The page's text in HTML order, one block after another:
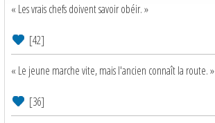
« Les vrais chefs doivent savoir obéir. »
[42]
« Le jeune marche vite, mais l'ancien connaît la route. »
[36]